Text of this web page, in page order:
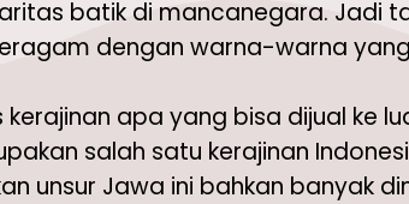
batik di mancanegara. Jadi
dengan warna-warna
apa yang bisa dijual ke
salah satu kerajinan
unsur Jawa ini bahkan banyak